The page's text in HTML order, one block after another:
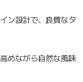
ン設計で、良質なタ
めながら自然な風味